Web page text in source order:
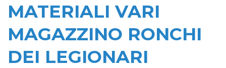
MATERIALI VARI
MAGAZZINO RONCHI
DEI LEGIONARI